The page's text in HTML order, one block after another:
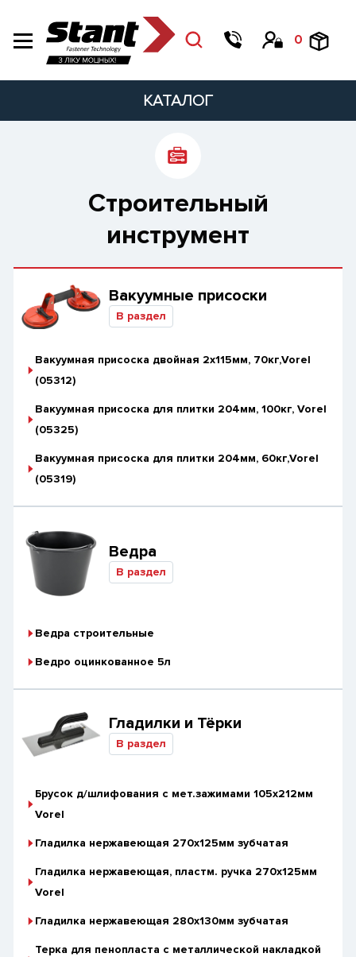
0
КАТАЛОГ
Строительный
инструмент
Вакуумные присоски
В раздел
Вакуумная присоска двойная 2х115мм, 70кг,Vorel
(05312)
Вакуумная присоска для плитки 204мм, 100кг, Vorel
(05325)
Вакуумная присоска для плитки 204мм, 60кг,Vorel
(05319)
Ведра
В раздел
Ведра строительные
Ведро оцинкованное 5л
Гладилки и Тёрки
В раздел
Брусок д/шлифования с мет.зажимами 105х212мм
Vorel
Гладилка нержавеющая 270х125мм зубчатая
Гладилка нержавеющая, пластм. ручка 270х125мм
Vorel
Гладилка нержавеющая 280х130мм зубчатая
Терка для пенопласта с металлической накладкой